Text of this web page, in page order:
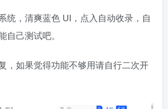
统，清爽蓝色 UI，点入自动收录，自
自己测试吧。
，如果觉得功能不够用请自行二次开